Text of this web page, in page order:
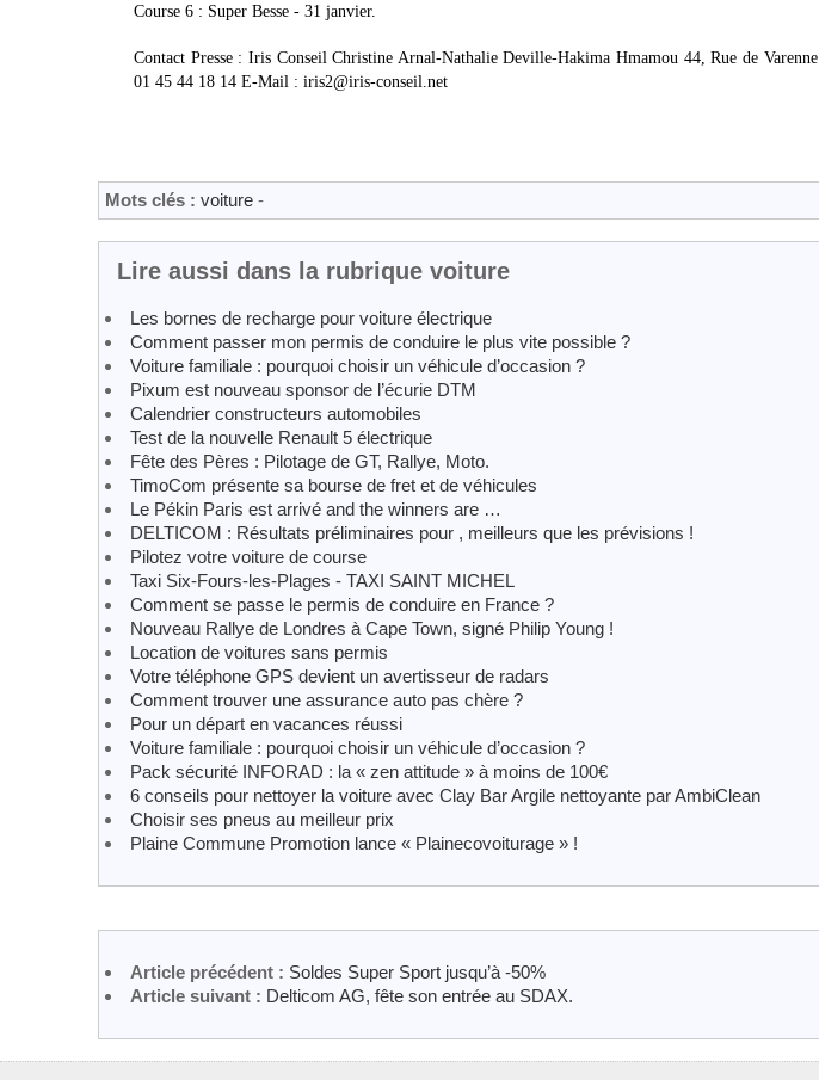
Course 6 : Super Besse - 31 janvier.
Contact Presse : Iris Conseil Christine Arnal-Nathalie Deville-Hakima Hmamou 44, Rue de
01 45 44 18 14 E-Mail : iris2@iris-conseil.net
Mots clés : voiture -
Lire aussi dans la rubrique voiture
Les bornes de recharge pour voiture électrique
Comment passer mon permis de conduire le plus vite possible ?
Voiture familiale : pourquoi choisir un véhicule d’occasion ?
Pixum est nouveau sponsor de l’écurie DTM
Calendrier constructeurs automobiles
Test de la nouvelle Renault 5 électrique
Fête des Pères : Pilotage de GT, Rallye, Moto.
TimoCom présente sa bourse de fret et de véhicules
Le Pékin Paris est arrivé and the winners are …
DELTICOM : Résultats préliminaires pour , meilleurs que les prévisions !
Pilotez votre voiture de course
Taxi Six-Fours-les-Plages - TAXI SAINT MICHEL
Comment se passe le permis de conduire en France ?
Nouveau Rallye de Londres à Cape Town, signé Philip Young !
Location de voitures sans permis
Votre téléphone GPS devient un avertisseur de radars
Comment trouver une assurance auto pas chère ?
Pour un départ en vacances réussi
Voiture familiale : pourquoi choisir un véhicule d’occasion ?
Pack sécurité INFORAD : la « zen attitude » à moins de 100€
6 conseils pour nettoyer la voiture avec Clay Bar Argile nettoyante par AmbiClean
Choisir ses pneus au meilleur prix
Plaine Commune Promotion lance « Plainecovoiturage » !
Article précédent : Soldes Super Sport jusqu’à -50%
Article suivant : Delticom AG, fête son entrée au SDAX.